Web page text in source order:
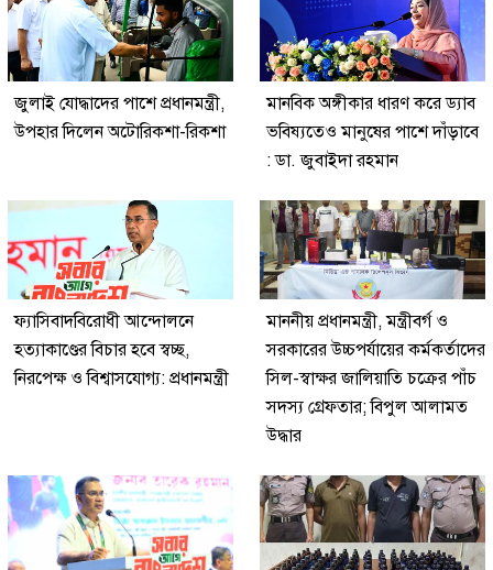
জুলাই যোদ্ধাদের পাশে প্রধানমন্ত্রী,
উপহার দিলেন অটোরিকশা-রিকশা
মানবিক অঙ্গীকার ধারণ করে ড্যাব
ভবিষ্যতেও মানুষের পাশে দাঁড়াবে
: ডা. জুবাইদা রহমান
ফ্যাসিবাদবিরোধী আন্দোলনে
হত্যাকাণ্ডের বিচার হবে স্বচ্ছ,
নিরপেক্ষ ও বিশ্বাসযোগ্য: প্রধানমন্ত্রী
মাননীয় প্রধানমন্ত্রী, মন্ত্রীবর্গ ও
সরকারের উচ্চপর্যায়ের কর্মকর্তাদের
সিল-স্বাক্ষর জালিয়াতি চক্রের পাঁচ
সদস্য গ্রেফতার; বিপুল আলামত
উদ্ধার